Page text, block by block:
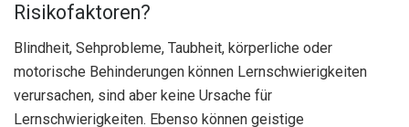
Risikofaktoren?
Blindheit, Sehprobleme, Taubheit, körperliche oder
motorische Behinderungen können Lernschwierigkeiten
verursachen, sind aber keine Ursache für
Lernschwierigkeiten. Ebenso können geistige